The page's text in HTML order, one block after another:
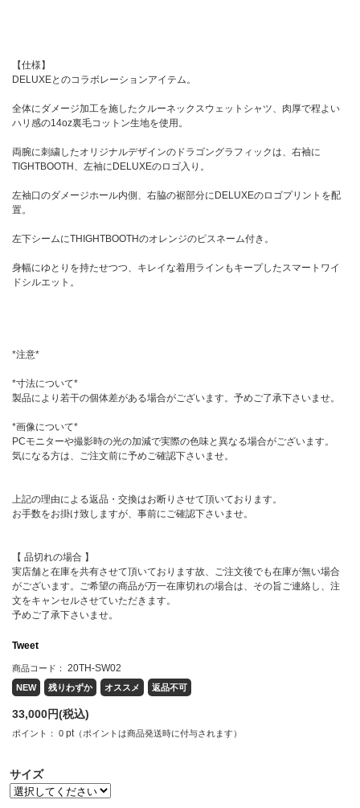
【仕様】
DELUXEとのコラボレーションアイテム。
全体にダメージ加工を施したクルーネックスウェットシャツ、肉厚で程よい
ハリ感の14oz裏毛コットン生地を使用。
両腕に刺繍したオリジナルデザインのドラゴングラフィックは、右袖に
TIGHTBOOTH、左袖にDELUXEのロゴ入り。
左袖口のダメージホール内側、右脇の裾部分にDELUXEのロゴプリントを配
置。
左下シームにTHIGHTBOOTHのオレンジのピスネーム付き。
身幅にゆとりを持たせつつ、キレイな着用ラインもキープしたスマートワイ
ドシルエット。
*注意*
*寸法について*
製品により若干の個体差がある場合がございます。予めご了承下さいませ。
*画像について*
PCモニターや撮影時の光の加減で実際の色味と異なる場合がございます。
気になる方は、ご注文前に予めご確認下さいませ。
上記の理由による返品・交換はお断りさせて頂いております。
お手数をお掛け致しますが、事前にご確認下さいませ。
【 品切れの場合 】
実店舗と在庫を共有させて頂いております故、ご注文後でも在庫が無い場合
がございます。ご希望の商品が万一在庫切れの場合は、その旨ご連絡し、注
文をキャンセルさせていただきます。
予めご了承下さいませ。
Tweet
商品コード： 20TH-SW02
NEW 残りわずか オススメ 返品不可
33,000円(税込)
ポイント： 0 pt （ポイントは商品発送時に付与されます）
サイズ